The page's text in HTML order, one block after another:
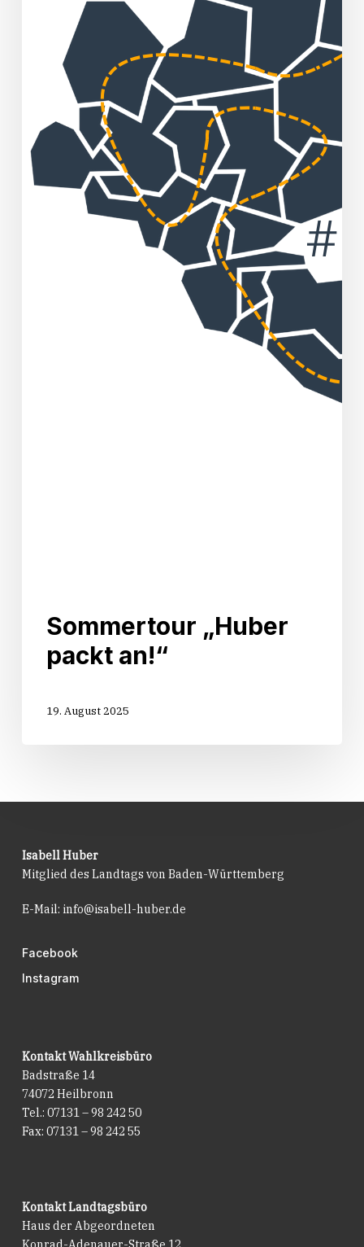
Sommertour „Huber
packt an!“
19. August 2025
Isabell Huber
Mitglied des Landtags von Baden-Württemberg
E-Mail: info@isabell-huber.de
Facebook
Instagram
Kontakt Wahlkreisbüro
Badstraße 14
74072 Heilbronn
Tel.: 07131 – 98 242 50
Fax: 07131 – 98 242 55
Kontakt Landtagsbüro
Haus der Abgeordneten